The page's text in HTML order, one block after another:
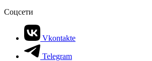
Соцсети
Vkontakte
Telegram